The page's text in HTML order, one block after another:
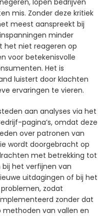
mis. Zonder deze kritiek
meest aanspreekt bij
minder
het niet reageren op
voor betekenisvolle
Het is
luistert door klachten
ervaringen te vieren.
aan analyses via het
pagina’s, omdat deze
over patronen van
wordt doorgebracht op
met betrekking tot
het verfijnen van
uitdagingen of bij het
zodat
zonder dat
van vallen en